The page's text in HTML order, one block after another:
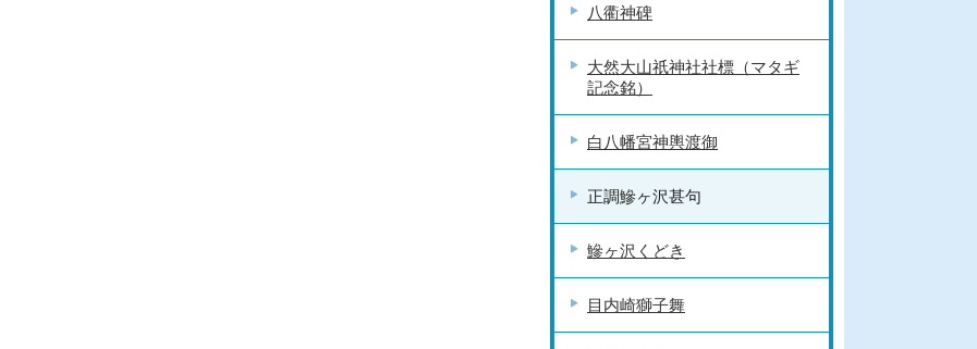
八衢神碑
大然大山祇神社社標（マタギ
記念銘）
白八幡宮神輿渡御
正調鰺ヶ沢甚句
鰺ヶ沢くどき
目内崎獅子舞